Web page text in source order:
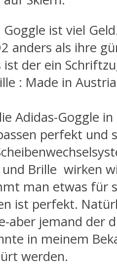
ist viel
anders als ihre
ist der ein
: Made in
Adidas-Goggle
perfekt und
Brille wirken
man etwas für
ist perfekt.
aber jemand der
in meinem
werden.